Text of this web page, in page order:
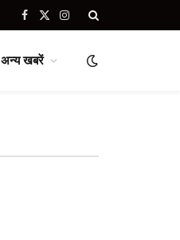
Facebook
X
Instagram
अन्य खबरें